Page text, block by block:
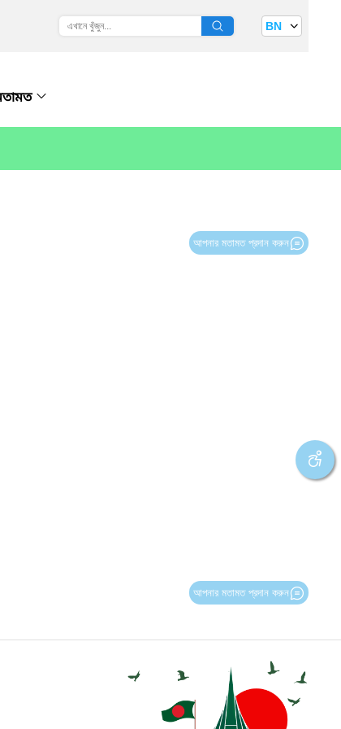
BN
আপনার মতামত প্রদান করুন
আপনার মতামত প্রদান করুন